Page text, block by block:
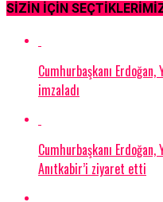
SİZİN İÇİN
Cumhurbaşkanı
imzaladı
Cumhurbaşkanı
Anıtkabir’i ziyaret etti